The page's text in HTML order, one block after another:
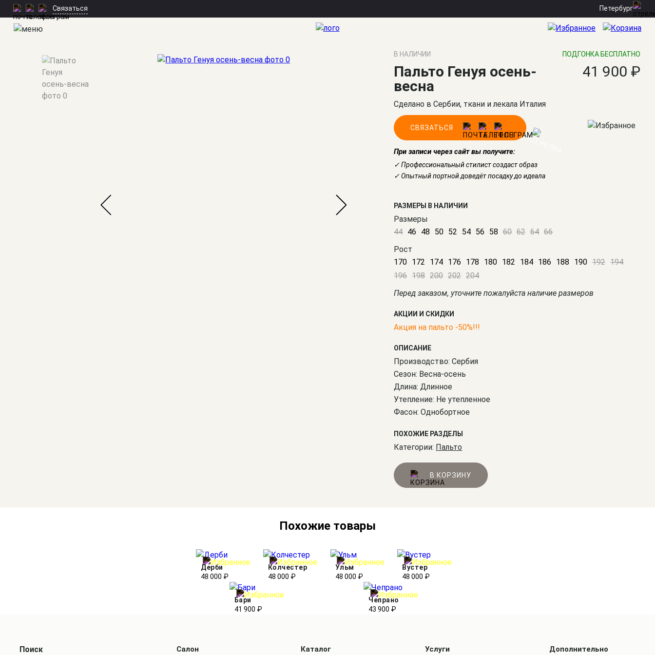
Связаться Петербург
Мужские костюмы
В НАЛИЧИИ ПОДГОНКА БЕСПЛАТНО
Пальто Генуя осень-
весна
41 900 ₽
Сделано в Сербии, ткани и лекала Италия
СВЯЗАТЬСЯ
При записи через сайт вы получите:
✓ Профессиональный стилист создаст образ
✓ Опытный портной доведёт посадку до идеала
РАЗМЕРЫ В НАЛИЧИИ
Размеры
44 46 48 50 52 54 56 58 60 62 64 66
Рост
170 172 174 176 178 180 182 184 186 188 190 192 194
196 198 200 202 204
Перед заказом, уточните пожалуйста наличие размеров
АКЦИИ И СКИДКИ
Акция на пальто -50%!!!
ОПИСАНИЕ
Производство: Сербия
Сезон: Весна-осень
Длина: Длинное
Утепление: Не утепленное
Фасон: Однобортное
ПОХОЖИЕ РАЗДЕЛЫ
Категории: Пальто
В КОРЗИНУ
Похожие товары
Дерби
48 000 ₽
Колчестер
48 000 ₽
Ульм
48 000 ₽
Вустер
48 000 ₽
Бари
41 900 ₽
Чепрано
43 900 ₽
Поиск Салон Каталог Услуги Дополнительно